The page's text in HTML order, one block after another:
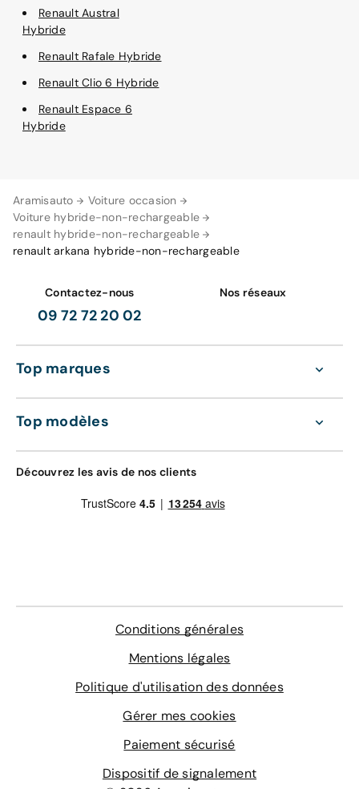
Aramisauto
Voiture occasion
Voiture hybride-non-rechargeable
renault hybride-non-rechargeable
renault arkana hybride-non-rechargeable
Renault Austral
Hybride
Renault Rafale Hybride
Renault Clio 6 Hybride
Renault Espace 6
Hybride
Contactez-nous
09 72 72 20 02
Nos réseaux
Top marques
Top modèles
Découvrez les avis de nos clients
Conditions générales
Mentions légales
Politique d'utilisation des données
Gérer mes cookies
Paiement sécurisé
Dispositif de signalement